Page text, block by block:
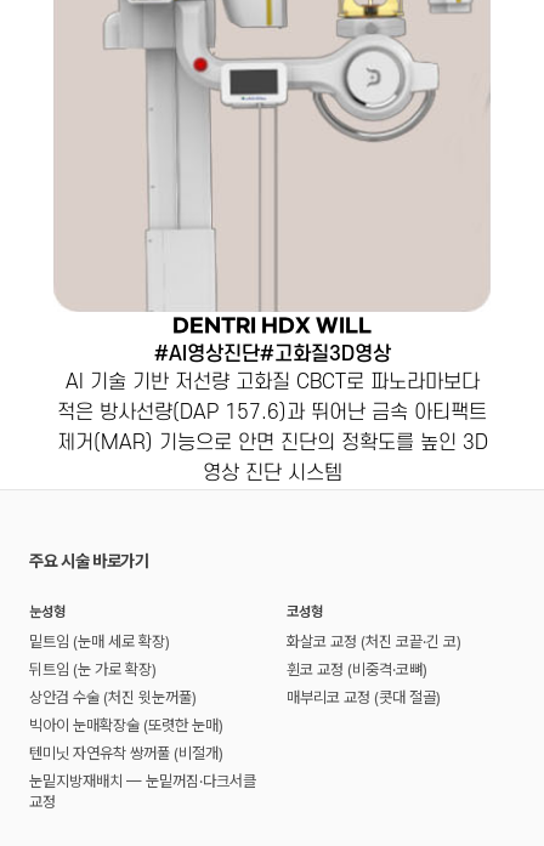
DENTRI HDX WILL
#AI영상진단#고화질3D영상
AI 기술 기반 저선량 고화질 CBCT로 파노라마보다
적은 방사선량(DAP 157.6)과 뛰어난 금속 아티팩트
제거(MAR) 기능으로 안면 진단의 정확도를 높인 3D
영상 진단 시스템
주요 시술 바로가기
눈성형
밑트임 (눈매 세로 확장)
뒤트임 (눈 가로 확장)
상안검 수술 (처진 윗눈꺼풀)
빅아이 눈매확장술 (또렷한 눈매)
텐미닛 자연유착 쌍꺼풀 (비절개)
눈밑지방재배치 — 눈밑꺼짐·다크서클
교정
코성형
화살코 교정 (처진 코끝·긴 코)
휜코 교정 (비중격·코뼈)
매부리코 교정 (콧대 절골)